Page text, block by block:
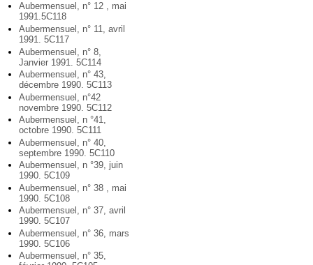
Aubermensuel, n° 12 , mai
1991.5C118
Aubermensuel, n° 11, avril
1991. 5C117
Aubermensuel, n° 8,
Janvier 1991. 5C114
Aubermensuel, n° 43,
décembre 1990. 5C113
Aubermensuel, n°42
novembre 1990. 5C112
Aubermensuel, n °41,
octobre 1990. 5C111
Aubermensuel, n° 40,
septembre 1990. 5C110
Aubermensuel, n °39, juin
1990. 5C109
Aubermensuel, n° 38 , mai
1990. 5C108
Aubermensuel, n° 37, avril
1990. 5C107
Aubermensuel, n° 36, mars
1990. 5C106
Aubermensuel, n° 35,